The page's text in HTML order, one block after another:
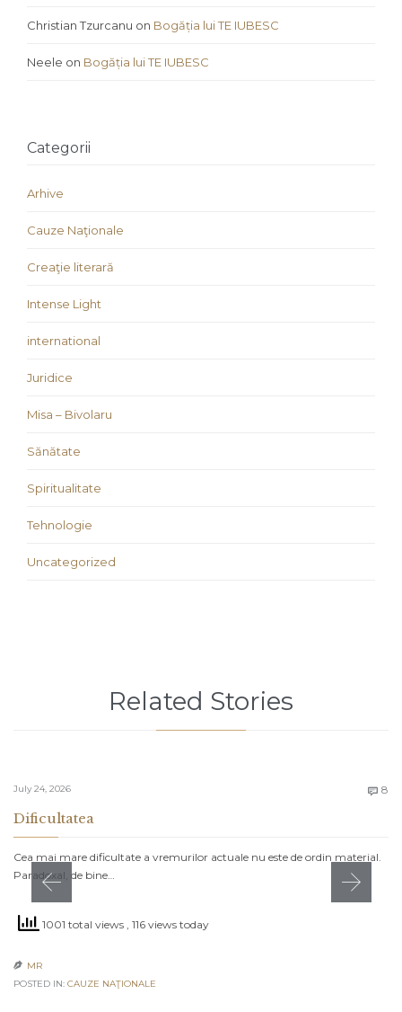
Christian Tzurcanu on Bogăția lui TE IUBESC
Neele on Bogăția lui TE IUBESC
Categorii
Arhive
Cauze Naţionale
Creaţie literară
Intense Light
international
Juridice
Misa – Bivolaru
Sănătate
Spiritualitate
Tehnologie
Uncategorized
Related Stories
July 24, 2026  8
Dificultatea
Cea mai mare dificultate a vremurilor actuale nu este de ordin material.
Paradoxal, de bine…
1001 total views , 116 views today
 MR
POSTED IN: CAUZE NAŢIONALE